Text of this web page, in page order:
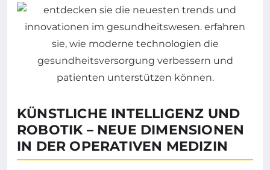
KÜNSTLICHE INTELLIGENZ UND
ROBOTIK – NEUE DIMENSIONEN
IN DER OPERATIVEN MEDIZIN